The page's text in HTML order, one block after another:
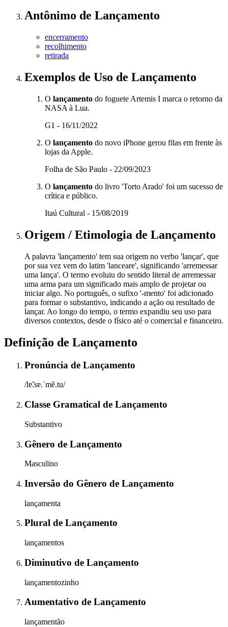
Antônimo de Lançamento
encerramento
recolhimento
retirada
Exemplos de Uso de Lançamento
O lançamento do foguete Artemis I marca o retorno da
NASA à Lua.
G1 - 16/11/2022
O lançamento do novo iPhone gerou filas em frente às
lojas da Apple.
Folha de São Paulo - 22/09/2023
O lançamento do livro 'Torto Arado' foi um sucesso de
crítica e público.
Itaú Cultural - 15/08/2019
Origem / Etimologia de Lançamento
A palavra 'lançamento' tem sua origem no verbo 'lançar', que
por sua vez vem do latim 'lanceare', significando 'arremessar
uma lança'. O termo evoluiu do sentido literal de arremessar
uma arma para um significado mais amplo de projetar ou
iniciar algo. No português, o sufixo '-mento' foi adicionado
para formar o substantivo, indicando a ação ou resultado de
lançar. Ao longo do tempo, o termo expandiu seu uso para
diversos contextos, desde o físico até o comercial e financeiro.
Definição de Lançamento
Pronúncia de Lançamento
/lɐ̃.sɐ.ˈmẽ.tu/
Classe Gramatical de Lançamento
Substantivo
Gênero de Lançamento
Masculino
Inversão do Gênero de Lançamento
lançamenta
Plural de Lançamento
lançamentos
Diminutivo de Lançamento
lançamentozinho
Aumentativo de Lançamento
lançamentão